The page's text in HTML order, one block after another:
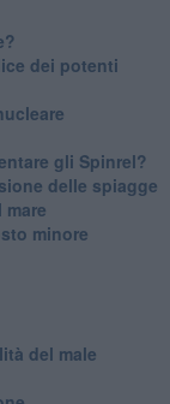
dei potenti
gli Spinrel?
delle spiagge
minore
del male